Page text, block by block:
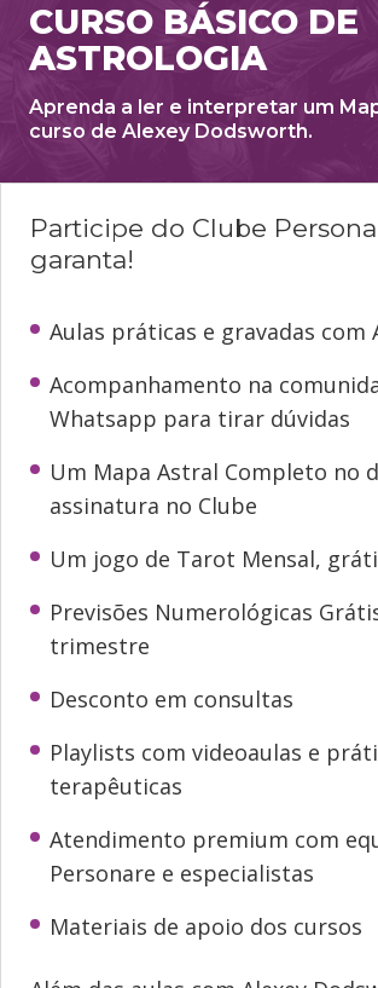
CURSO BÁSICO DE
ASTROLOGIA
Aprenda a ler e interpretar um
curso de Alexey Dodsworth.
Participe do Clube
garanta!
Aulas práticas e gravadas com
Acompanhamento na
Whatsapp para tirar dúvidas
Um Mapa Astral Completo no
assinatura no Clube
Um jogo de Tarot Mensal,
Previsões Numerológicas
trimestre
Desconto em consultas
Playlists com videoaulas e
terapêuticas
Atendimento premium com
Personare e especialistas
Materiais de apoio dos cursos